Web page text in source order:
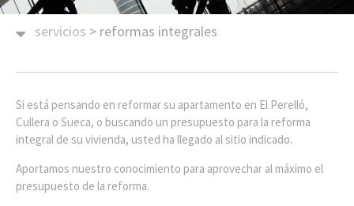
servicios > reformas integrales
Si está pensando en reformar su apartamento en El Perelló,
Cullera o Sueca, o buscando un presupuesto para la reforma
integral de su vivienda, usted ha llegado al sitio indicado.
Aportamos nuestro conocimiento para aprovechar al máximo el
presupuesto de la reforma.